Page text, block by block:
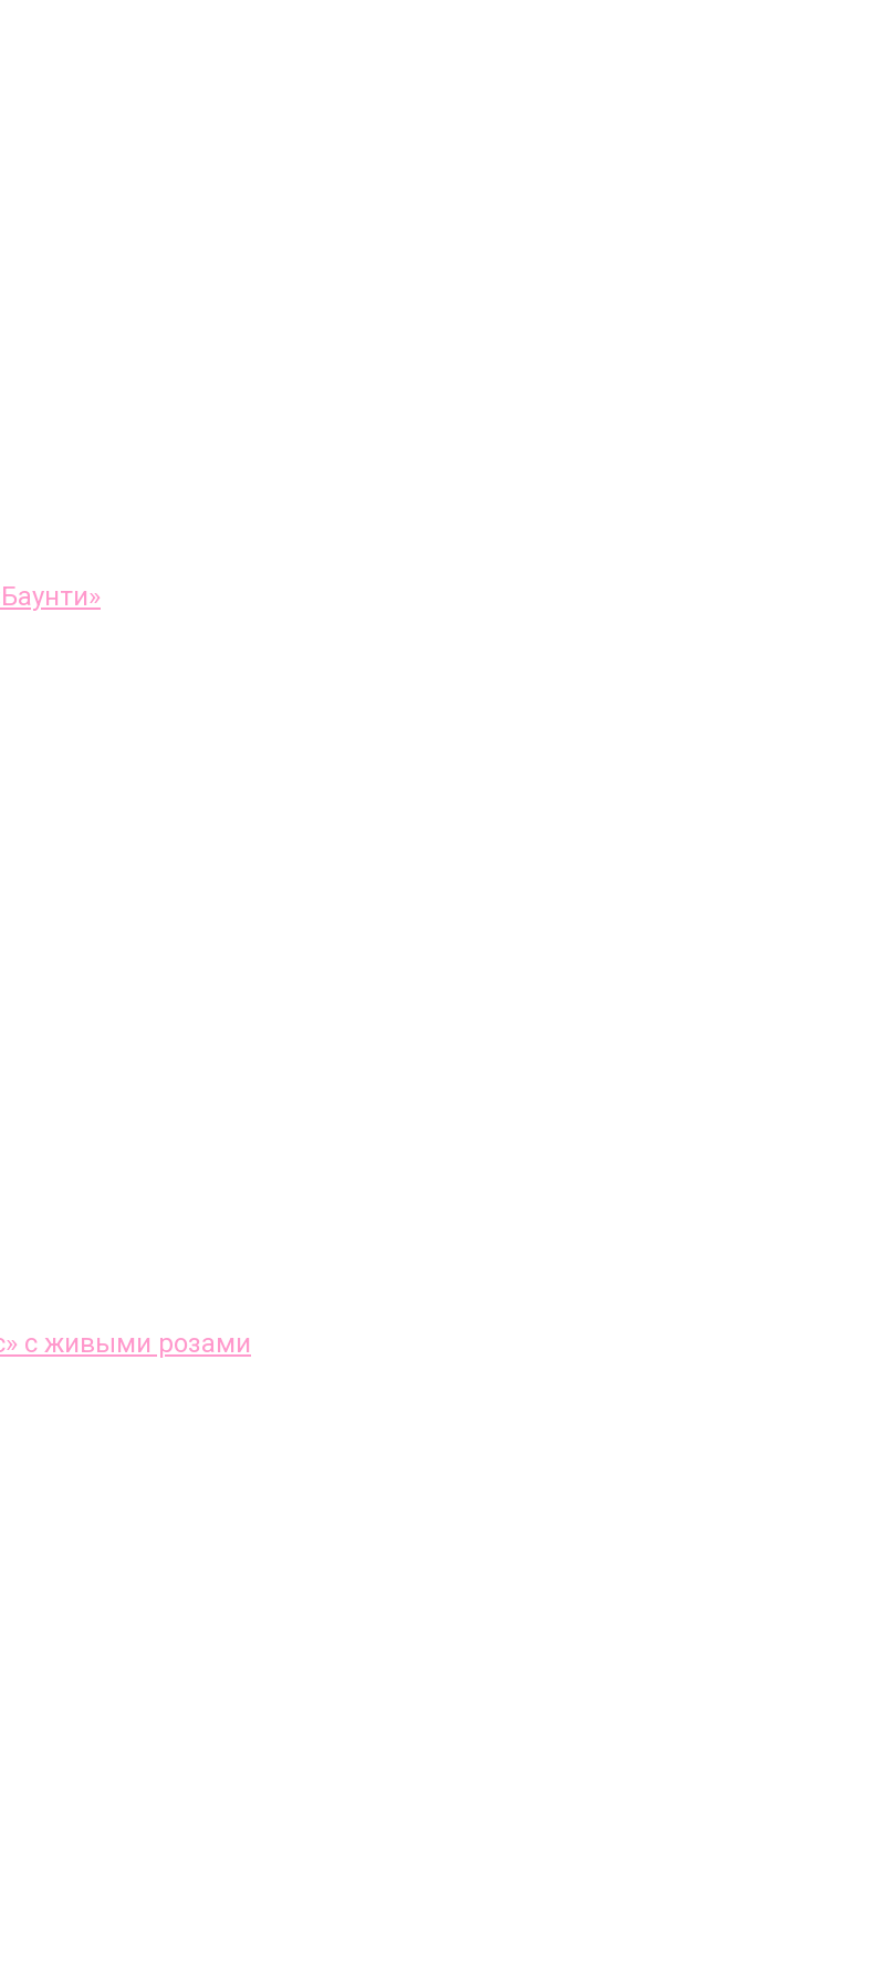
с живыми розами